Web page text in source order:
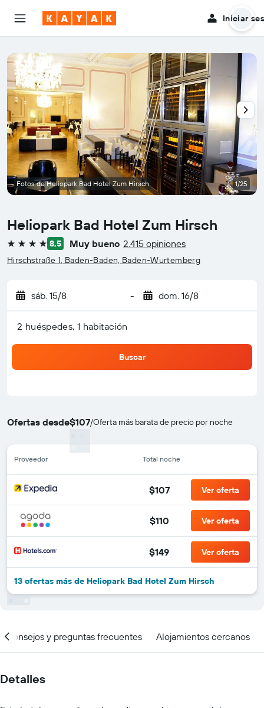
Iniciar
Heliopark Bad Hotel Zum Hirsch
4 estrellas8,5 Muy bueno 2.415 opiniones
Hirschstraße 1, Baden-Baden, Baden-Wurtemberg
sáb. 15/8 - dom. 16/8
2 huéspedes, 1 habitación
Buscar
Ofertas desde$107/Oferta más barata de precio por noche
Proveedor Total noche
$107 Ver oferta
$110 Ver oferta
$149 Ver oferta
13 ofertas más de Heliopark Bad Hotel Zum Hirsch
Fotos de Heliopark Bad Hotel Zum Hirsch 1/25
Consejos y preguntas frecuentes Alojamientos cercanos
Detalles